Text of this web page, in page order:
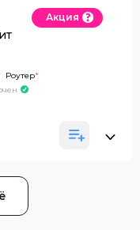
Акция
Роутер*